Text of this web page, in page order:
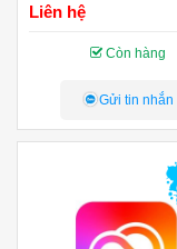
Subscription – 12
Liên hệ
Còn hàng
Gửi tin nhắn